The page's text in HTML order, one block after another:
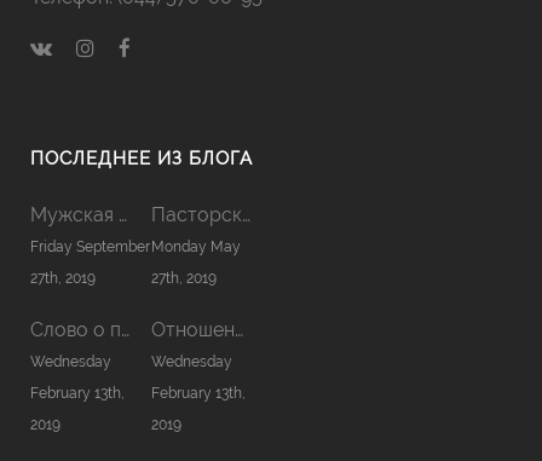
ПОСЛЕДНЕЕ ИЗ БЛОГА
Мужская Койнония 2019
Friday September
27th, 2019
Пасторская Койнония 2019
Monday May
27th, 2019
Слово о причастии
Wednesday
February 13th,
2019
Отношения в семье
Wednesday
February 13th,
2019